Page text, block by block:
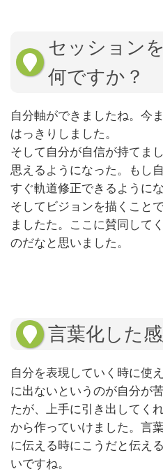
セッション
何ですか？
自分軸ができましたね。今
はっきりしました。
そして自分が自信が持てま
思えるようになった。もし
すぐ軌道修正できるように
そしてビジョンを描くこと
ましたた。ここに賛同して
のだなと思いました。
言葉化した
自分を表現していく時に使
に出ないというのが自分が
たが、上手に引き出してく
から作っていけました。言
に伝える時にこうだと伝え
いですね。